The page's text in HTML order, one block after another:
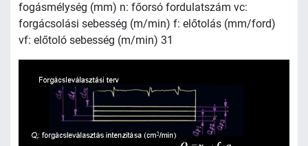
fogásmélység (mm) n: főorsó fordulatszám vc:
forgácsolási sebesség (m/min) f: előtolás (mm/ford)
vf: előtoló sebesség (m/min) 31